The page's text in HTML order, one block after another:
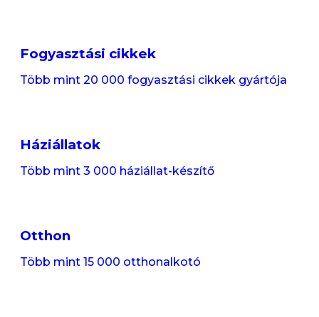
Fogyasztási cikkek
Több mint 20 000 fogyasztási cikkek gyártója
Háziállatok
Több mint 3 000 háziállat-készítő
Otthon
Több mint 15 000 otthonalkotó